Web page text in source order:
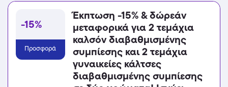
-15%
Προσφορά
Έκπτωση -15% & δώρεάν
μεταφορικά για 2 τεμάχια
καλσόν διαβαθμισμένης
συμπίεσης και 2 τεμάχια
γυναικείες κάλτσες
διαβαθμισμένης συμπίεσης